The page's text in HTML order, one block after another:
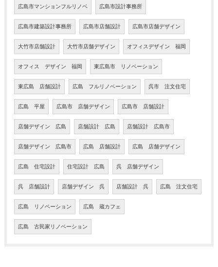
広島市マンションフルリノベ 広島市設計事務所
広島市建築設計事務所 広島市店舗設計 広島市店舗デザイン
大竹市店舗設計 大竹市店舗デザイン オフィスデザイン 福岡
オフィス デザイン 福岡 東広島市 リノベーション
東広島 店舗設計 広島 フルリノベーション 呉市 注文住宅
広島 平屋 広島市 店舗デザイン 広島市 店舗設計
店舗デザイン 広島 店舗設計 広島 店舗設計 広島市
店舗デザイン 広島市 広島 店舗設計 広島 店舗デザイン
広島 住宅設計 住宅設計 広島 呉 店舗デザイン
呉 店舗設計 店舗デザイン 呉 店舗設計 呉 広島 注文住宅
広島 リノベーション 広島 蔵カフェ
広島 古民家リノベーション